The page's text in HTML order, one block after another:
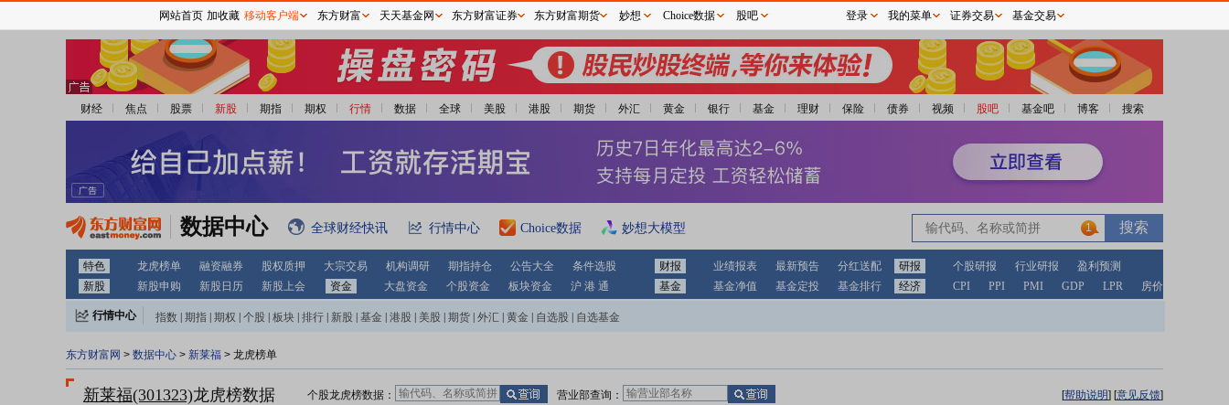
财经 焦点 股票 新股 期指 期权 行情 数据 全球 美股 港股 期货 外汇 黄金 银行 基金 理财 保险 债券 视频 股吧 基金吧 博客 搜索
数据中心 全球财经快讯 行情中心 Choice数据 妙想大模型 1
特色 龙虎榜单 融资融券 股权质押 大宗交易 机构调研 期指持仓 公告大全 条件选股 财报 业绩报表 最新预告 分红送配 研报 个股研报 行业研报
盈利预测
新股
新股申购 新股日历 新股上会 资金 大盘资金 个股资金 板块资金 沪 港 通 基金 基金净值 基金定投 基金排行 经济 CPI PPI PMI GDP LPR 房价
行情中心 指数 期指 期权 个股 板块 排行 新股 基金 港股 美股 期货 外汇 黄金 自选股 自选基金
东方财富网 > 数据中心 > 新莱福 > 龙虎榜单
新莱福(301323)龙虎榜数据 个股龙虎榜数据： 营业部查询： [帮助说明] [意见反馈]
网站首页 加收藏 移动客户端 东方财富 天天基金网 东方财富证券 东方财富期货 妙想 Choice数据 股吧 登录 我的菜单 证券交易 基金交易